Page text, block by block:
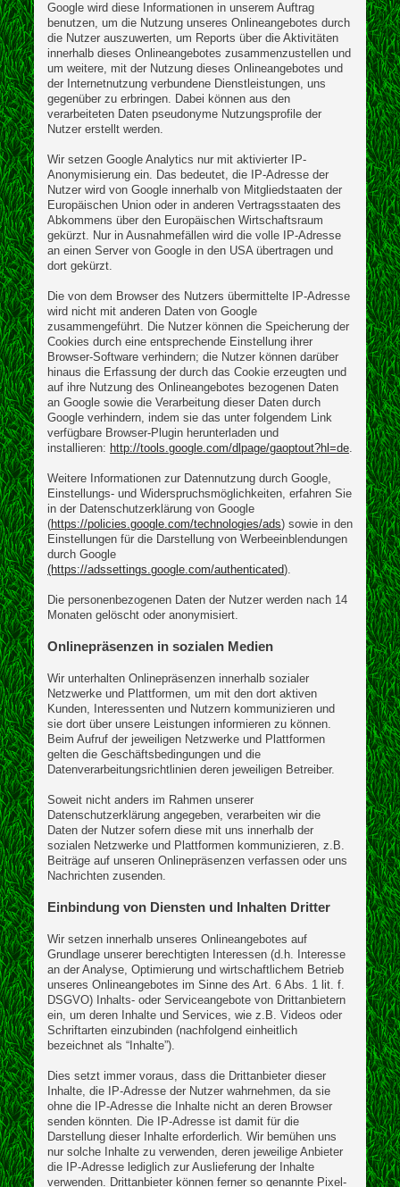
Google wird diese Informationen in unserem Auftrag
benutzen, um die Nutzung unseres Onlineangebotes durch
die Nutzer auszuwerten, um Reports über die Aktivitäten
innerhalb dieses Onlineangebotes zusammenzustellen und
um weitere, mit der Nutzung dieses Onlineangebotes und
der Internetnutzung verbundene Dienstleistungen, uns
gegenüber zu erbringen. Dabei können aus den
verarbeiteten Daten pseudonyme Nutzungsprofile der
Nutzer erstellt werden.
Wir setzen Google Analytics nur mit aktivierter IP-
Anonymisierung ein. Das bedeutet, die IP-Adresse der
Nutzer wird von Google innerhalb von Mitgliedstaaten der
Europäischen Union oder in anderen Vertragsstaaten des
Abkommens über den Europäischen Wirtschaftsraum
gekürzt. Nur in Ausnahmefällen wird die volle IP-Adresse
an einen Server von Google in den USA übertragen und
dort gekürzt.
Die von dem Browser des Nutzers übermittelte IP-Adresse
wird nicht mit anderen Daten von Google
zusammengeführt. Die Nutzer können die Speicherung der
Cookies durch eine entsprechende Einstellung ihrer
Browser-Software verhindern; die Nutzer können darüber
hinaus die Erfassung der durch das Cookie erzeugten und
auf ihre Nutzung des Onlineangebotes bezogenen Daten
an Google sowie die Verarbeitung dieser Daten durch
Google verhindern, indem sie das unter folgendem Link
verfügbare Browser-Plugin herunterladen und
installieren: http://tools.google.com/dlpage/gaoptout?hl=de.
Weitere Informationen zur Datennutzung durch Google,
Einstellungs- und Widerspruchsmöglichkeiten, erfahren Sie
in der Datenschutzerklärung von Google
(https://policies.google.com/technologies/ads) sowie in den
Einstellungen für die Darstellung von Werbeeinblendungen
durch Google
(https://adssettings.google.com/authenticated).
Die personenbezogenen Daten der Nutzer werden nach 14
Monaten gelöscht oder anonymisiert.
Onlinepräsenzen in sozialen Medien
Wir unterhalten Onlinepräsenzen innerhalb sozialer
Netzwerke und Plattformen, um mit den dort aktiven
Kunden, Interessenten und Nutzern kommunizieren und
sie dort über unsere Leistungen informieren zu können.
Beim Aufruf der jeweiligen Netzwerke und Plattformen
gelten die Geschäftsbedingungen und die
Datenverarbeitungsrichtlinien deren jeweiligen Betreiber.
Soweit nicht anders im Rahmen unserer
Datenschutzerklärung angegeben, verarbeiten wir die
Daten der Nutzer sofern diese mit uns innerhalb der
sozialen Netzwerke und Plattformen kommunizieren, z.B.
Beiträge auf unseren Onlinepräsenzen verfassen oder uns
Nachrichten zusenden.
Einbindung von Diensten und Inhalten Dritter
Wir setzen innerhalb unseres Onlineangebotes auf
Grundlage unserer berechtigten Interessen (d.h. Interesse
an der Analyse, Optimierung und wirtschaftlichem Betrieb
unseres Onlineangebotes im Sinne des Art. 6 Abs. 1 lit. f.
DSGVO) Inhalts- oder Serviceangebote von Drittanbietern
ein, um deren Inhalte und Services, wie z.B. Videos oder
Schriftarten einzubinden (nachfolgend einheitlich
bezeichnet als “Inhalte”).
Dies setzt immer voraus, dass die Drittanbieter dieser
Inhalte, die IP-Adresse der Nutzer wahrnehmen, da sie
ohne die IP-Adresse die Inhalte nicht an deren Browser
senden könnten. Die IP-Adresse ist damit für die
Darstellung dieser Inhalte erforderlich. Wir bemühen uns
nur solche Inhalte zu verwenden, deren jeweilige Anbieter
die IP-Adresse lediglich zur Auslieferung der Inhalte
verwenden. Drittanbieter können ferner so genannte Pixel-